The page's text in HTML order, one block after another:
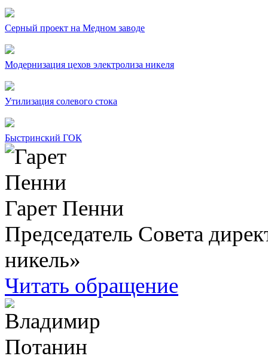
Серный проект на Медном заводе
Модернизация цехов электролиза никеля
Утилизация солевого стока
Быстринский ГОК
Гарет Пенни
Председатель Совета
никель»
Читать обращение